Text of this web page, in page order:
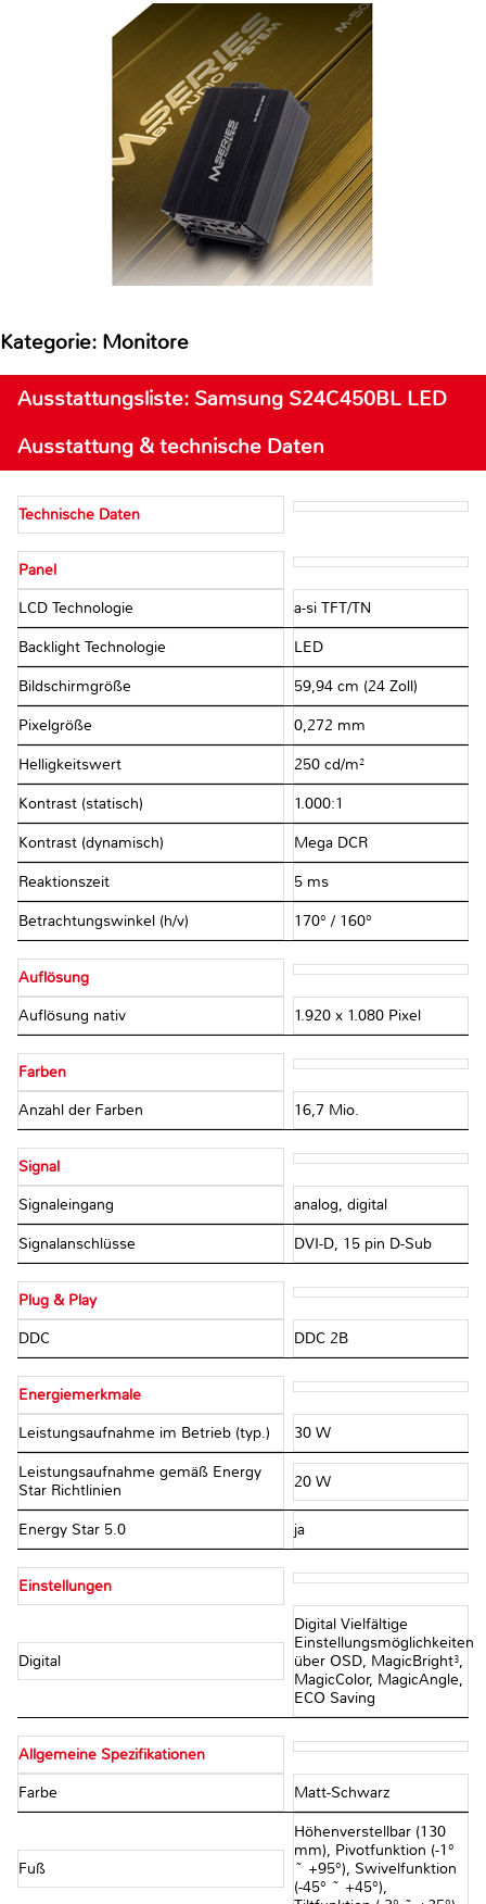
Kategorie: Monitore
Ausstattungsliste: Samsung S24C450BL LED
Ausstattung & technische Daten
Technische Daten
Panel
LCD Technologie a-si TFT/TN
Backlight Technologie LED
Bildschirmgröße 59,94 cm (24 Zoll)
Pixelgröße 0,272 mm
Helligkeitswert 250 cd/m²
Kontrast (statisch) 1.000:1
Kontrast (dynamisch) Mega DCR
Reaktionszeit 5 ms
Betrachtungswinkel (h/v) 170° / 160°
Auflösung
Auflösung nativ 1.920 x 1.080 Pixel
Farben
Anzahl der Farben 16,7 Mio.
Signal
Signaleingang analog, digital
Signalanschlüsse DVI-D, 15 pin D-Sub
Plug & Play
DDC DDC 2B
Energiemerkmale
Leistungsaufnahme im Betrieb (typ.) 30 W
Leistungsaufnahme gemäß Energy
Star Richtlinien
20 W
Energy Star 5.0 ja
Einstellungen
Digital
Digital Vielfältige
Einstellungsmöglichkeiten
über OSD, MagicBright³,
MagicColor, MagicAngle,
ECO Saving
Allgemeine Spezifikationen
Farbe Matt-Schwarz
Fuß
Höhenverstellbar (130
mm), Pivotfunktion (-1°
~ +95°), Swivelfunktion
(-45° ~ +45°),